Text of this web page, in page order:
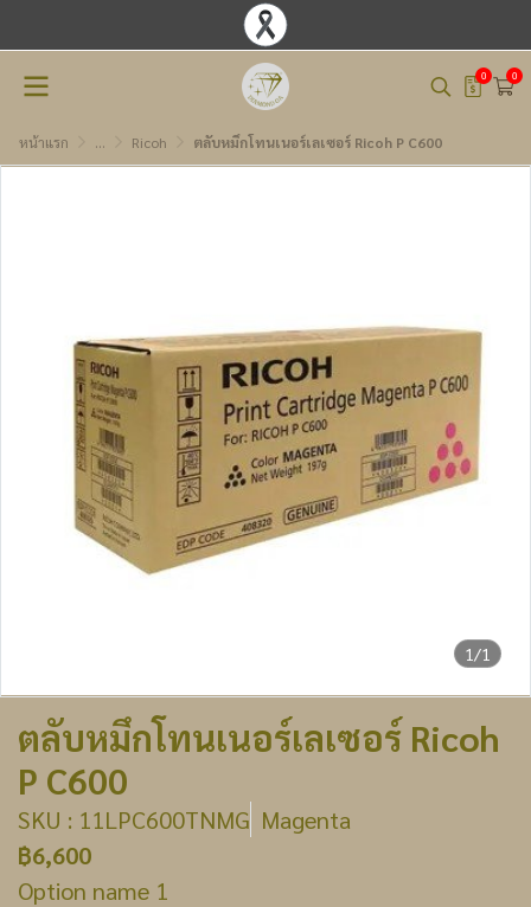
0 0
หน้าแรก ... Ricoh ตลับหมึกโทนเนอร์เลเซอร์ Ricoh P C600
1/1
ตลับหมึกโทนเนอร์เลเซอร์ Ricoh
P C600
SKU : 11LPC600TNMG Magenta
฿6,600
Option name 1